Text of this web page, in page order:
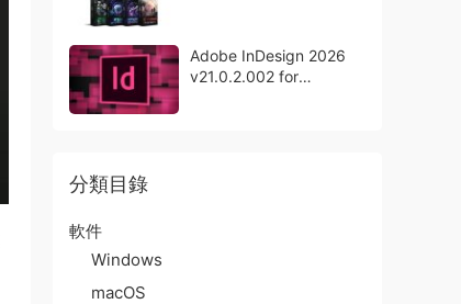
Adobe InDesign 2026
v21.0.2.002 for
分類目錄
軟件
Windows
macOS